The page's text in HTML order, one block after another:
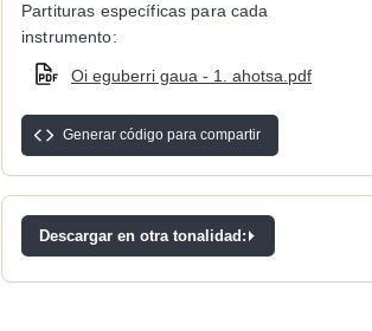
Partituras específicas para cada
instrumento:
Oi eguberri gaua - 1. ahotsa.pdf
Generar código para compartir
Descargar en otra tonalidad: